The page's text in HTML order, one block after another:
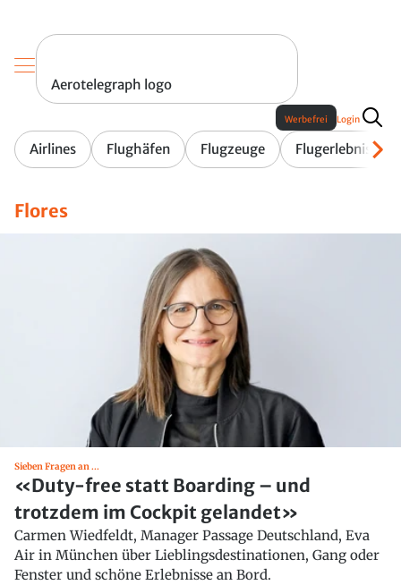
Aerotelegraph logo
Airlines Flughäfen Flugzeuge Flugerlebnis
Werbefrei Login
Flores
Sieben Fragen an ...
«Duty-free statt Boarding – und
trotzdem im Cockpit gelandet»
Carmen Wiedfeldt, Manager Passage Deutschland, Eva
Air in München über Lieblingsdestinationen, Gang oder
Fenster und schöne Erlebnisse an Bord.